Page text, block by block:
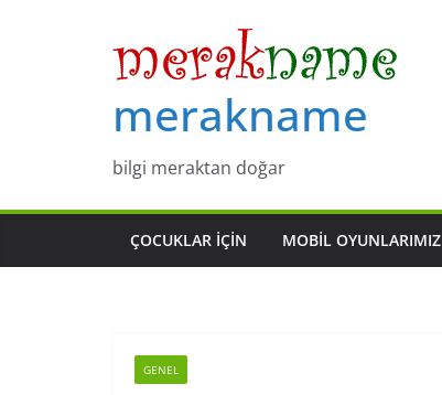
merakname
bilgi meraktan doğar
ÇOCUKLAR IÇIN MOBIL OYUNLARIMIZ
GENEL